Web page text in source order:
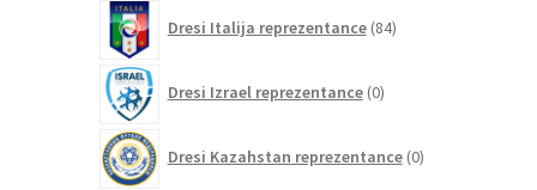
Dresi Italija reprezentance 84izdelkov
Dresi Izrael reprezentance 0izdelkov
Dresi Kazahstan reprezentance 0izdelkov